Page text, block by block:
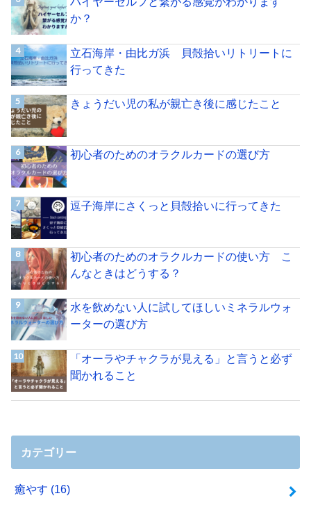
か？
立石海岸・由比ガ浜 貝殻拾いリトリートに
行ってきた
きょうだい児の私が親亡き後に感じたこと
初心者のためのオラクルカードの選び方
逗子海岸にさくっと貝殻拾いに行ってきた
初心者のためのオラクルカードの使い方 こ
んなときはどうする？
水を飲めない人に試してほしいミネラルウォ
ーターの選び方
「オーラやチャクラが見える」と言うと必ず
聞かれること
カテゴリー
癒やす (16)